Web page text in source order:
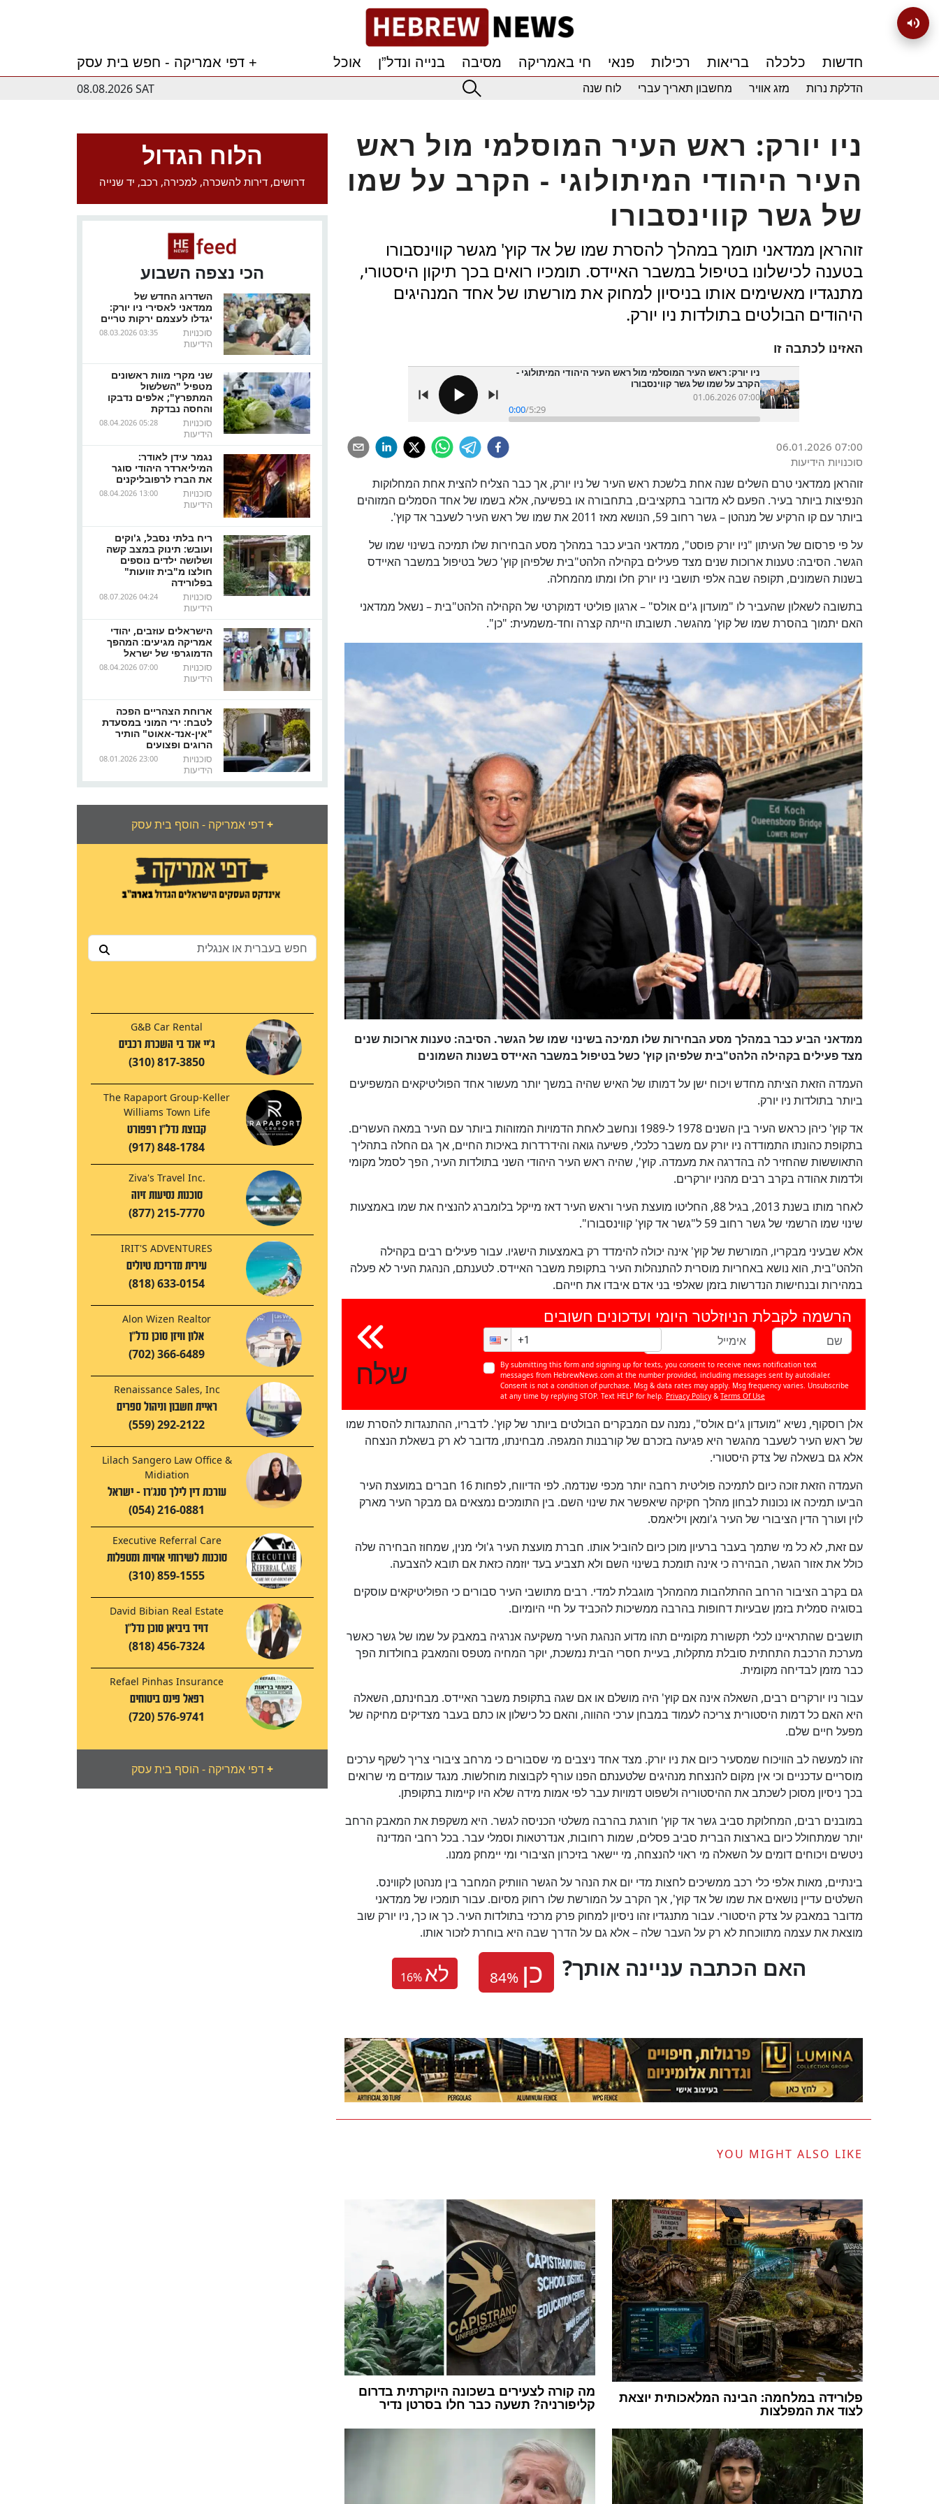
דפי אמריקה - חפש בית עסק + חדשות כלכלה בריאות רכילות פנאי חי באמריקה מסיבה בנייה ונדל”ן
אוכל
08.08.2026 SAT
הדלקת נרות מזג אוויר מחשבון תאריך עברי לוח שנה
הלוח הגדול
דרושים, דירות להשכרה, למכירה, רכב, יד שנייה
הכי נצפה השבוע
השדרוג החדש של
ממדאני לאסירי ניו יורק:
יגדלו לעצמם ירקות טריים
08.03.2026 03:35
סוכנויות
הידיעות
שני מקרי מוות ראשונים
מטפיל "השלשול
המתפרץ"; אלפים נדבקו
והחסה נבדקת
08.04.2026 05:28
סוכנויות
הידיעות
נגמר עידן לאודר:
המיליארדר היהודי סוגר
את הברז לרפובליקנים
08.04.2026 13:00
סוכנויות
הידיעות
ריח בלתי נסבל, ג'וקים
ועובש: תינוק במצב קשה
ושלושה ילדים נוספים
חולצו מ"בית זוועות"
בפלורידה
08.07.2026 04:24
סוכנויות
הידיעות
הישראלים עוזבים, יהודי
אמריקה מגיעים: המהפך
הדמוגרפי של ישראל
08.04.2026 07:00
סוכנויות
הידיעות
ארוחת הצהריים הפכה
לטבח: ירי המוני במסעדת
"אין-אנד-אאוט" הותיר
הרוגים ופצועים
08.01.2026 23:00
סוכנויות
הידיעות
דפי אמריקה - הוסף בית עסק+
G&B Car Rental
ג'יי אנד בי השכרת רכבים
(310) 817-3850
The Rapaport Group-Keller
Williams Town Life
קבוצת נדל"ן רפפורט
(917) 848-1784
Ziva's Travel Inc.
סוכנות נסיעות זיוה
(877) 215-7770
IRIT'S ADVENTURES
עירית מדריכת טיולים
(818) 633-0154
Alon Wizen Realtor
אלון וויזן סוכן נדל"ן
(702) 366-6489
Renaissance Sales, Inc
ראיית חשבון וניהול ספרים
(559) 292-2122
Lilach Sangero Law Office &
Midiation
עורכת דין לילך סנג'רו - ישראל
(054) 216-0881
Executive Referral Care
סוכנות לשירותי אחיות ומטפלות
(310) 859-1555
David Bibian Real Estate
דויד ביביאן סוכן נדל"ן
(818) 456-7324
Refael Pinhas Insurance
רפאל פינס ביטוחים
(720) 576-9741
דפי אמריקה - הוסף בית עסק+
ניו יורק: ראש העיר המוסלמי מול ראש
העיר היהודי המיתולוגי - הקרב על שמו
של גשר קווינסבורו
זוהראן ממדאני תומך במהלך להסרת שמו של אד קוץ' מגשר קווינסבורו
בטענה לכישלונו בטיפול במשבר האיידס. תומכיו רואים בכך תיקון היסטורי,
מתנגדיו מאשימים אותו בניסיון למחוק את מורשתו של אחד המנהיגים
היהודים הבולטים בתולדות ניו יורק.
האזינו לכתבה זו
ניו יורק: ראש העיר המוסלמי מול ראש העיר היהודי המיתולוגי -
הקרב על שמו של גשר קווינסבורו
01.06.2026 07:00
0:00/5:29
06.01.2026 07:00
סוכנויות הידיעות
זוהראן ממדאני טרם השלים שנה אחת בלשכת ראש העיר של ניו יורק, אך כבר הצליח להצית אחת המחלוקות
הנפיצות ביותר בעיר. הפעם לא מדובר בתקציבים, בתחבורה או בפשיעה, אלא בשמו של אחד הסמלים המזוהים
ביותר עם קו הרקיע של מנהטן – גשר רחוב 59, הנושא מאז 2011 את שמו של ראש העיר לשעבר אד קוץ'.
על פי פרסום של העיתון "ניו יורק פוסט", ממדאני הביע כבר במהלך מסע הבחירות שלו תמיכה בשינוי שמו של
הגשר. הסיבה: טענות ארוכות שנים מצד פעילים בקהילה הלהט"בית שלפיהן קוץ' כשל בטיפול במשבר האיידס
בשנות השמונים, תקופה שבה אלפי תושבי ניו יורק חלו ומתו מהמחלה.
בתשובה לשאלון שהעביר לו "מועדון ג'ים אולס" – ארגון פוליטי דמוקרטי של הקהילה הלהט"בית – נשאל ממדאני
האם יתמוך בהסרת שמו של קוץ' מהגשר. תשובתו הייתה קצרה וחד-משמעית: "כן".
ממדאני הביע כבר במהלך מסע הבחירות שלו תמיכה בשינוי שמו של הגשר. הסיבה: טענות ארוכות שנים
מצד פעילים בקהילה הלהט"בית שלפיהן קוץ' כשל בטיפול במשבר האיידס בשנות השמונים
העמדה הזאת הציתה מחדש ויכוח ישן על דמותו של האיש שהיה במשך יותר מעשור אחד הפוליטיקאים המשפיעים
ביותר בתולדות ניו יורק.
אד קוץ' כיהן כראש העיר בין השנים 1978 ל-1989 ונחשב לאחת הדמויות המזוהות ביותר עם העיר במאה העשרים.
בתקופת כהונתו התמודדה ניו יורק עם משבר כלכלי, פשיעה גואה והידרדרות באיכות החיים, אך גם החלה בתהליך
התאוששות שהחזיר לה בהדרגה את מעמדה. קוץ', שהיה ראש העיר היהודי השני בתולדות העיר, הפך לסמל מקומי
ולדמות אהודה בקרב רבים מהניו יורקרים.
לאחר מותו בשנת 2013, בגיל 88, החליטו מועצת העיר וראש העיר דאז מייקל בלומברג להנציח את שמו באמצעות
שינוי שמו הרשמי של גשר רחוב 59 ל"גשר אד קוץ' קווינסבורו".
אלא שבעיני מבקריו, המורשת של קוץ' אינה יכולה להימדד רק באמצעות הישגיו. עבור פעילים רבים בקהילה
הלהט"בית, הוא נושא באחריות מוסרית להתנהלות העיר בתקופת משבר האיידס. לטענתם, הנהגת העיר לא פעלה
במהירות ובנחישות הנדרשות בזמן שאלפי בני אדם איבדו את חייהם.
שלח
הרשמה לקבלת הניוזלטר היומי ועדכונים חשובים
By submitting this form and signing up for texts, you consent to receive news notification text
messages from HebrewNews.com at the number provided, including messages sent by autodialer.
Consent is not a condition of purchase. Msg & data rates may apply. Msg frequency varies. Unsubscribe
at any time by replying STOP. Text HELP for help. Privacy Policy & Terms Of Use
אלן רוסקוף, נשיא "מועדון ג'ים אולס", נמנה עם המבקרים הבולטים ביותר של קוץ'. לדבריו, ההתנגדות להסרת שמו
של ראש העיר לשעבר מהגשר היא פגיעה בזכרם של קורבנות המגפה. מבחינתו, מדובר לא רק בשאלת הנצחה
אלא גם בשאלה של צדק היסטורי.
העמדה הזאת זוכה כיום לתמיכה פוליטית רחבה יותר מכפי שנדמה. לפי הדיווח, לפחות 16 חברים במועצת העיר
הביעו תמיכה או נכונות לבחון מהלך חקיקה שיאפשר את שינוי השם. בין התומכים נמצאים גם מבקר העיר מארק
לוין ועורך הדין הציבורי של העיר ג'ומאן ויליאמס.
עם זאת, לא כל מי שתמך בעבר ברעיון מוכן כיום להוביל אותו. חברת מועצת העיר ג'ולי מנין, שמחוז הבחירה שלה
כולל את אזור הגשר, הבהירה כי אינה תומכת בשינוי השם ולא תצביע בעד יוזמה כזאת אם תובא להצבעה.
גם בקרב הציבור הרחב ההתלהבות מהמהלך מוגבלת למדי. רבים מתושבי העיר סבורים כי הפוליטיקאים עוסקים
בסוגיה סמלית בזמן שבעיות דחופות בהרבה ממשיכות להכביד על חיי היומיום.
תושבים שהתראיינו לכלי תקשורת מקומיים תהו מדוע הנהגת העיר משקיעה אנרגיה במאבק על שמו של גשר כאשר
מערכת הרכבת התחתית סובלת מתקלות, בעיית חסרי הבית נמשכת, יוקר המחיה מטפס והמאבק בחולדות הפך
כבר מזמן לבדיחה מקומית.
עבור ניו יורקרים רבים, השאלה אינה אם קוץ' היה מושלם או אם שגה בתקופת משבר האיידס. מבחינתם, השאלה
היא האם כל דמות היסטורית צריכה לעמוד במבחן ערכי ההווה, והאם כל כישלון או כתם בעבר מצדיקים מחיקה של
מפעל חיים שלם.
זהו למעשה לב הוויכוח שמסעיר כיום את ניו יורק. מצד אחד ניצבים מי שסבורים כי מרחב ציבורי צריך לשקף ערכים
מוסריים עדכניים וכי אין מקום להנצחת מנהיגים שלטענתם הפנו עורף לקבוצות מוחלשות. מנגד עומדים מי שרואים
בכך ניסיון מסוכן לשכתב את ההיסטוריה ולשפוט דמויות עבר לפי אמות מידה שלא היו קיימות בתקופתן.
במובנים רבים, המחלוקת סביב גשר אד קוץ' חורגת בהרבה משלטי הכניסה לגשר. היא משקפת את המאבק הרחב
יותר שמתחולל כיום בארצות הברית סביב פסלים, שמות רחובות, אנדרטאות וסמלי עבר. בכל רחבי המדינה
ניטשים ויכוחים דומים על השאלה מי ראוי להנצחה, מי יישאר בזיכרון הציבורי ומי יימחק ממנו.
בינתיים, מאות אלפי כלי רכב ממשיכים לחצות מדי יום את הנהר על הגשר הוותיק המחבר בין מנהטן לקווינס.
השלטים עדיין נושאים את שמו של אד קוץ', אך הקרב על המורשת שלו רחוק מסיום. עבור תומכיו של ממדאני
מדובר במאבק על צדק היסטורי. עבור מתנגדיו זהו ניסיון למחוק פרק מרכזי בתולדות העיר. כך או כך, ניו יורק שוב
מוצאת את עצמה מתווכחת לא רק על העבר שלה – אלא גם על הדרך שבה היא בוחרת לזכור אותו.
16% לא ?האם הכתבה עניינה אותך
YOU MIGHT ALSO LIKE
מה קורה לצעירים בשכונה היוקרתית בדרום
קליפורניה? תשעה כבר חלו בסרטן נדיר פלורידה במלחמה: הבינה המלאכותית יוצאת
לצוד את המפלצות